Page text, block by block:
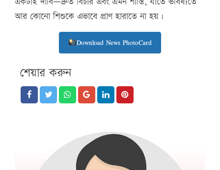
আর কোনো শিশুকে এভাবে প্রাণ হারাতে না হয়।
Download News PhotoCard
শেয়ার করুন